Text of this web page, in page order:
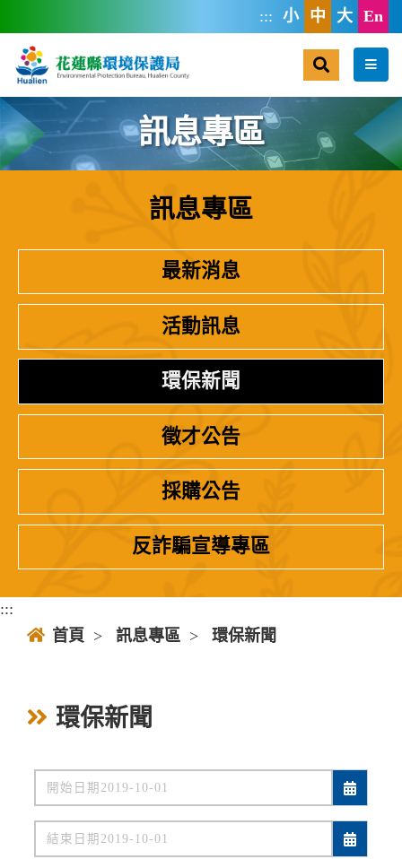
::: 小 中 大 En
選單
訊息專區
訊息專區
最新消息
活動訊息
環保新聞
徵才公告
採購公告
反詐騙宣導專區
:::
首頁 > 訊息專區 > 環保新聞
環保新聞